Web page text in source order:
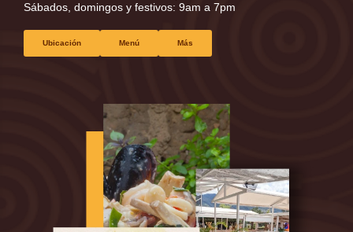
Sábados, domingos y festivos: 9am a 7pm
Ubicación Menú Más